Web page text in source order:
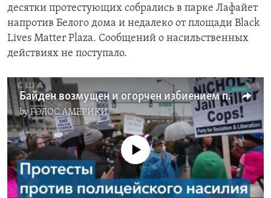
десятки протестующих собрались в парке Лафайет
напротив Белого дома и недалеко от площади Black
Lives Matter Plaza. Сообщений о насильственных
действиях не поступало.
Байден возмущен и огорчен избиением полицией Мемфиса 29-летнего американца
byГОЛОС АМЕРИКИ
No media source currently available